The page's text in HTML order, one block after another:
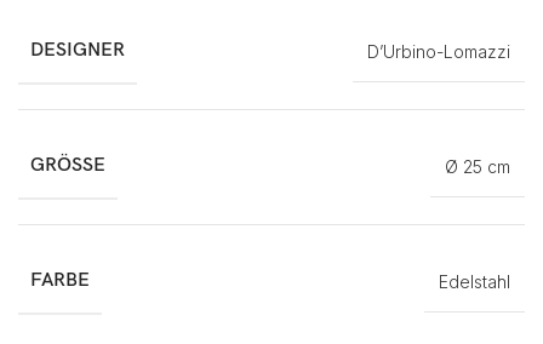
DESIGNER D’Urbino-Lomazzi
GRÖSSE Ø 25 cm
FARBE Edelstahl